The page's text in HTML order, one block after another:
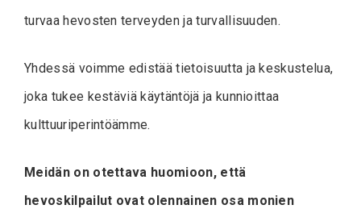
turvaa hevosten terveyden ja turvallisuuden.
Yhdessä voimme edistää tietoisuutta ja keskustelua,
joka tukee kestäviä käytäntöjä ja kunnioittaa
kulttuuriperintöämme.
Meidän on otettava huomioon, että
hevoskilpailut ovat olennainen osa monien